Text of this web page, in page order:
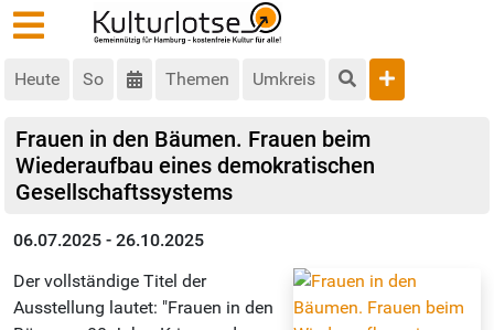
Heute So Themen Umkreis
Frauen in den Bäumen. Frauen beim
Wiederaufbau eines demokratischen
Gesellschaftssystems
06.07.2025 - 26.10.2025
Der vollständige Titel der
Ausstellung lautet: "Frauen in den